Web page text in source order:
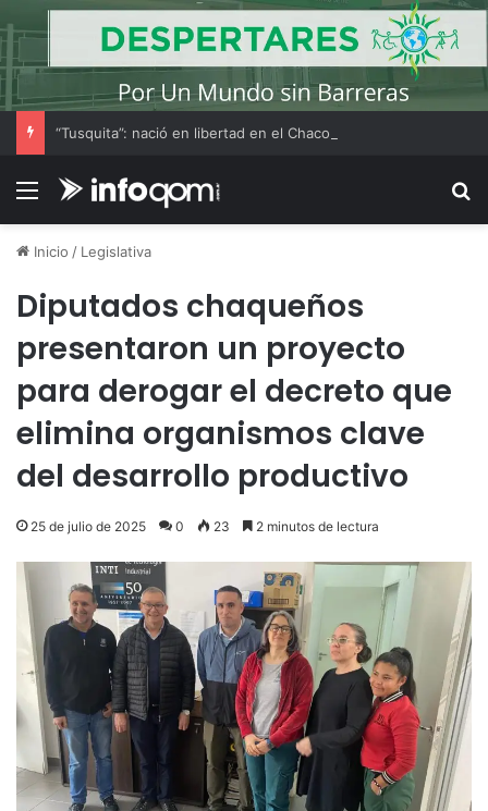
Menú
Inicio / Legislativa
Diputados chaqueños
presentaron un proyecto
para derogar el decreto que
elimina organismos clave
del desarrollo productivo
25 de julio de 2025 0 23 2 minutos de lectura